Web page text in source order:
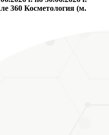
360 Косметология (м.